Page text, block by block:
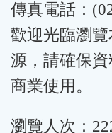
傳真電話：
歡迎光臨瀏
源，請確保
商業使用。
瀏覽人次：